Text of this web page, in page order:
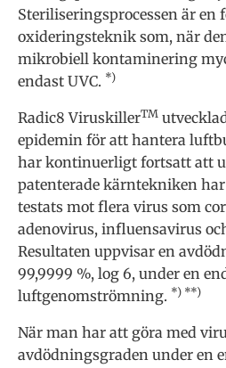
Steriliseringsprocessen är en
oxideringsteknik som, när
mikrobiell kontaminering
endast UVC. *)
Radic8 ViruskillerTM
epidemin för att hantera
har kontinuerligt fortsatt att
patenterade kärntekniken har
testats mot flera virus som
adenovirus, influensavirus
Resultaten uppvisar en
99,9999 %, log 6, under en
luftgenomströmning. *) **)
När man har att göra med
avdödningsgraden under en